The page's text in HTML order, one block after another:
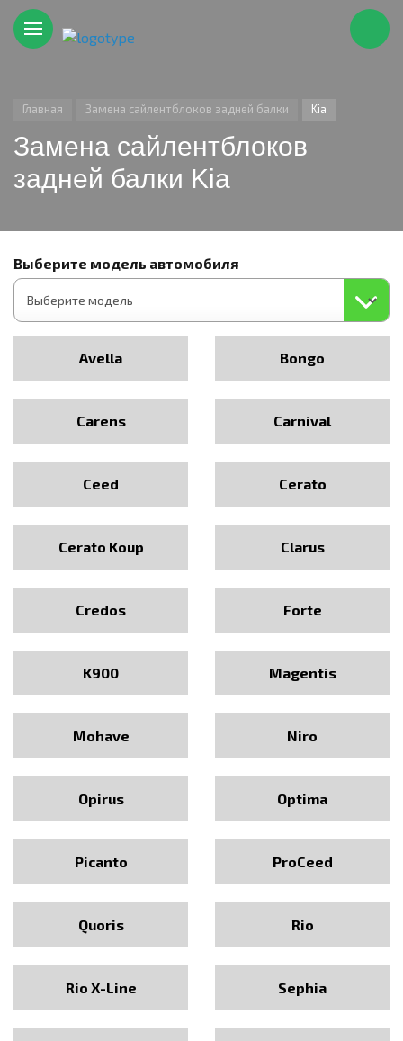
Главная Замена сайлентблоков задней балки Kia
Замена сайлентблоков
задней балки Kia
Выберите модель автомобиля
Avella Bongo
Carens Carnival
Ceed Cerato
Cerato Koup Clarus
Credos Forte
K900 Magentis
Mohave Niro
Opirus Optima
Picanto ProCeed
Quoris Rio
Rio X-Line Sephia